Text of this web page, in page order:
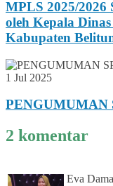
MPLS 2025/
oleh Kepala
Kabupaten
1 Jul 2025
PENGUMUMAN
2 komentar
Eva